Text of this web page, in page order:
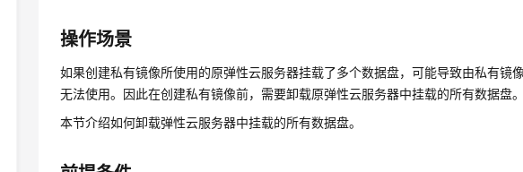
操作场景
如果创建私有镜像所使用的原弹性云服务器挂载了多个数据盘，可能导致由私有镜
无法使用。因此在创建私有镜像前，需要卸载原弹性云服务器中挂载的所有数据盘
本节介绍如何卸载弹性云服务器中挂载的所有数据盘。